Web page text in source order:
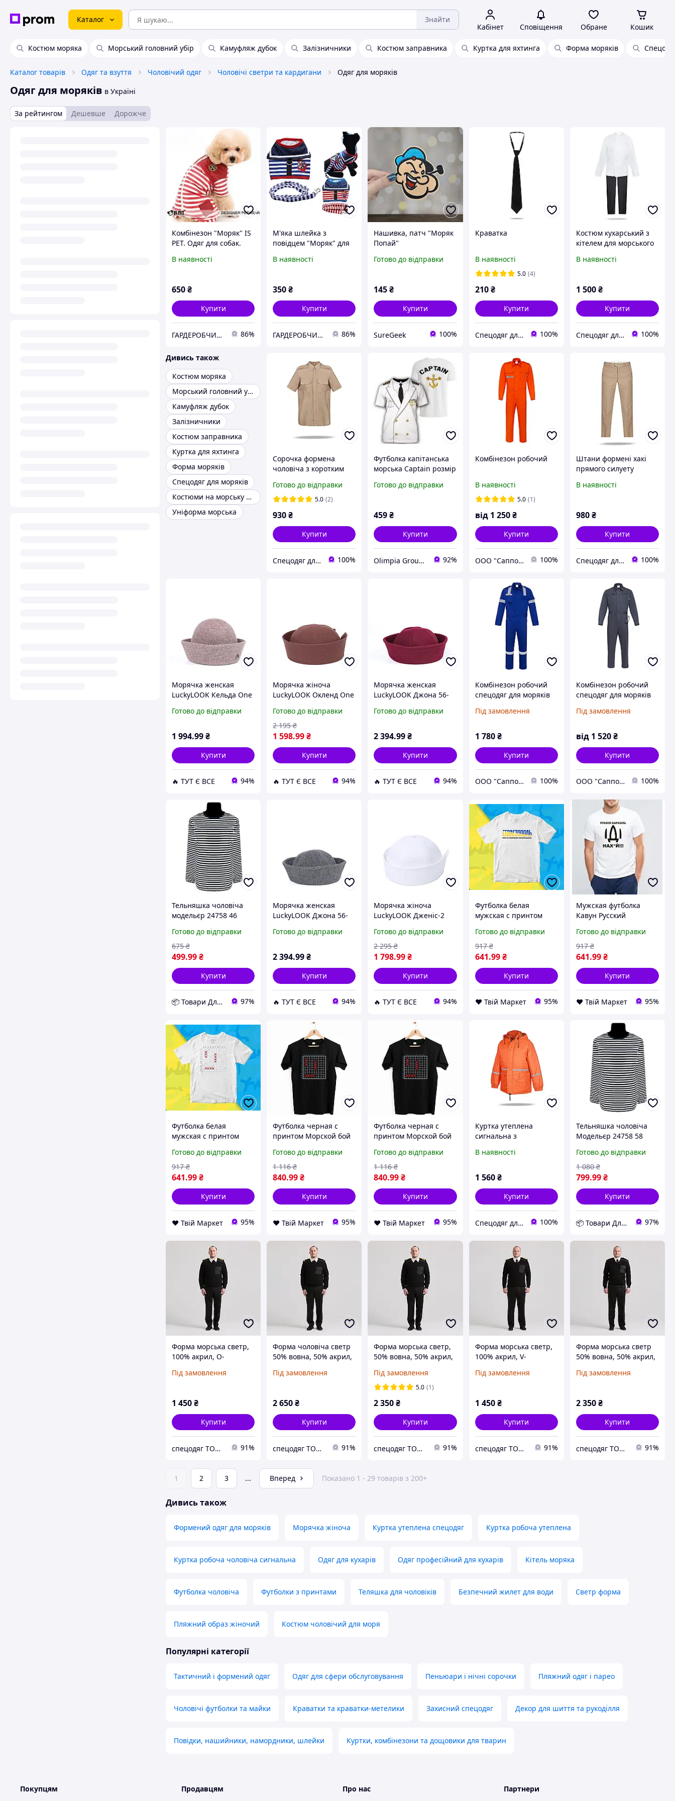
Каталог Знайти
Кабінет Сповіщення Обране Кошик
Костюм моряка Морський головний убір Камуфляж дубок Залізничники Костюм заправника Куртка для яхтинга Форма моряків
Каталог товарів Одяг та взуття Чоловічий одяг Чоловічі светри та кардигани Одяг для моряків
Одяг для моряків в Україні
За рейтингом Дешевше Дорожче
Комбінезон "Моряк" IS
PET. Одяг для собак.
В наявності
650₴
Купити
ГАРДЕРОБЧИК ТУЗИКОВ БУТУЗИКОВ 86%
М'яка шлейка з
повідцем "Моряк" для
Одяг для кішок, собак
В наявності
350₴
Купити
ГАРДЕРОБЧИК ТУЗИКОВ БУТУЗИКОВ 86%
Нашивка, патч "Моряк
Попай"
Готово до відправки
145₴
Купити
SureGeek 100%
Краватка
В наявності
5.0 (4)
210 ₴
Купити
Спецодяг для моряків 100%
Костюм кухарський з
кітелем для морського
В наявності
1 500₴
Купити
Спецодяг для моряків 100%
Дивись також
Костюм моряка
Морський головний убір
Камуфляж дубок
Залізничники
Костюм заправника
Куртка для яхтинга
Форма моряків
Спецодяг для моряків
Костюми на морську тематику
Уніформа морська
Сорочка формена
чоловіча з коротким
"сафарі"
Готово до відправки
5.0 (2)
930₴
Купити
Спецодяг для моряків 100%
Футболка капітанська
морська Captain розмір
Готово до відправки
459₴
Купити
Olimpia Group товари для побуту та сувеніри 92%
Комбінезон робочий
В наявності
5.0 (1)
від 1 250 ₴
Купити
ООО "Саппорт XXI век" ФАБРИКА СПЕЦОДЕЖДЫ 100%
Штани формені хакі
прямого силуету
В наявності
980₴
Купити
Спецодяг для моряків 100%
Морячка женская
LuckyLOOK Кельда One
508) D15-2026
Готово до відправки
1 994.99₴
Купити
🔥 ТУТ Є ВСЕ 94%
Морячка жіноча
LuckyLOOK Окленд One
261) D15-2026
Готово до відправки
1 598.99₴
2 195 ₴
Купити
🔥 ТУТ Є ВСЕ 94%
Морячка женская
LuckyLOOK Джона 56-
D15-2026
Готово до відправки
2 394.99₴
Купити
🔥 ТУТ Є ВСЕ 94%
Комбінезон робочий
спецодяг для моряків
Під замовлення
1 780 ₴
Купити
ООО "Саппорт XXI век" ФАБРИКА СПЕЦОДЕЖДЫ 100%
Комбінезон робочий
спецодяг для моряків
Під замовлення
від 1 520₴
Купити
ООО "Саппорт XXI век" ФАБРИКА СПЕЦОДЕЖДЫ 100%
Тельняшка чоловіча
модельєр 24758 46
D12-2026
Готово до відправки
499.99₴
675 ₴
Купити
📦 Товари Для Дому 97%
Морячка женская
LuckyLOOK Джона 56-
D15-2026
Готово до відправки
2 394.99₴
Купити
🔥 ТУТ Є ВСЕ 94%
Морячка жіноча
LuckyLOOK Дженіс-2
700) D15-2026
Готово до відправки
1 798.99₴
2 295 ₴
Купити
🔥 ТУТ Є ВСЕ 94%
Футболка белая
мужская с принтом
моряков украинских
Push IT XS D8-2026
Готово до відправки
641.99 ₴
917 ₴
Купити
❤️ Твій Маркет 95%
Мужская футболка
Кавун Русский
Белый D8-2026
Готово до відправки
641.99₴
917 ₴
Купити
❤️ Твій Маркет 95%
Футболка белая
мужская с принтом
Севастополь Sevastopol
Push IT L D8-2026
Готово до відправки
641.99₴
917 ₴
Купити
❤️ Твій Маркет 95%
Футболка черная с
принтом Морской бой
S D8-2026
Готово до відправки
840.99₴
1 116 ₴
Купити
❤️ Твій Маркет 95%
Футболка черная с
принтом Морской бой
Push IT M D8-2026
Готово до відправки
840.99₴
1 116 ₴
Купити
❤️ Твій Маркет 95%
Куртка утеплена
сигнальна з
видимістю для моряків
В наявності
1 560 ₴
Купити
Спецодяг для моряків 100%
Тельняшка чоловіча
Модельєр 24758 58
D12-2026
Готово до відправки
799.99₴
1 080 ₴
Купити
📦 Товари Для Дому 97%
Форма морська светр,
100% акрил, О-
Під замовлення
1 450₴
Купити
спецодяг ТОВ "КОНТАКТ 92" 91%
Форма чоловіча светр
50% вовна, 50% акрил,
Під замовлення
2 650₴
Купити
спецодяг ТОВ "КОНТАКТ 92" 91%
Форма морська светр,
50% вовна, 50% акрил,
46
Під замовлення
5.0 (1)
2 350₴
Купити
спецодяг ТОВ "КОНТАКТ 92" 91%
Форма морська светр,
100% акрил, V-
Під замовлення
1 450 ₴
Купити
спецодяг ТОВ "КОНТАКТ 92" 91%
Форма морська светр
50% вовна, 50% акрил,
46
Під замовлення
2 350₴
Купити
спецодяг ТОВ "КОНТАКТ 92" 91%
1 2 3 ... Вперед Показано 1 - 29 товарів з 200+
Дивись також
Формений одяг для моряків Морячка жіноча Куртка утеплена спецодяг Куртка робоча утеплена
Куртка робоча чоловіча сигнальна Одяг для кухарів Одяг професійний для кухарів Кітель моряка
Футболка чоловіча Футболки з принтами Теляшка для чоловіків Безпечний жилет для води Светр форма
Пляжний образ жіночий Костюм чоловічий для моря
Популярні категорії
Тактичний і формений одяг Одяг для сфери обслуговування Пеньюари і нічні сорочки Пляжний одяг і парео
Чоловічі футболки та майки Краватки та краватки-метелики Захисний спецодяг Декор для шиття та рукоділля
Повідки, нашийники, намордники, шлейки Куртки, комбінезони та дощовики для тварин
Покупцям Продавцям Про нас Партнери